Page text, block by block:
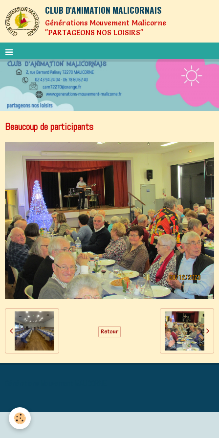
CLUB D'ANIMATION MALICORNAIS
Générations Mouvement Malicorne
"PARTAGEONS NOS LOISIRS"
Beaucoup de participants
Retour